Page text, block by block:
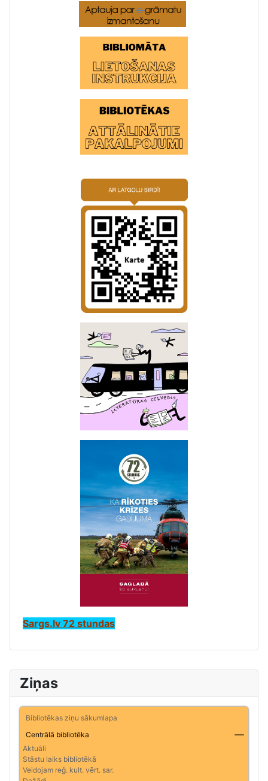
Ziņas
Bibliotēkas ziņu sākumlapa
Centrālā bibliotēka
Aktuāli
Stāstu laiks bibliotēkā
Veidojam reģ. kult. vērt. sar.
Sargs.lv 72 stundas